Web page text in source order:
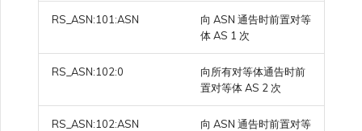
RS_ASN:101:ASN
向 ASN 通告时前置对等
体 AS 1 次
RS_ASN:102:0
向所有对等体通告时前
置对等体 AS 2 次
RS_ASN:102:ASN
向 ASN 通告时前置对等